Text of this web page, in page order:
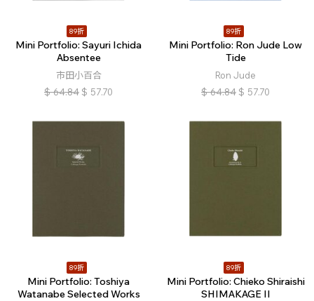
89折
Mini Portfolio: Sayuri Ichida
Absentee
市田小百合
$ 64.84 $ 57.70
89折
Mini Portfolio: Ron Jude Low
Tide
Ron Jude
$ 64.84 $ 57.70
89折
Mini Portfolio: Toshiya
Watanabe Selected Works
89折
Mini Portfolio: Chieko Shiraishi
SHIMAKAGE II